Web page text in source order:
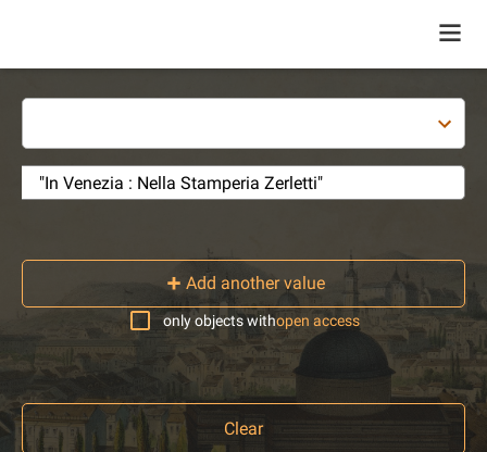
Add another value
only objects withopen access
Clear